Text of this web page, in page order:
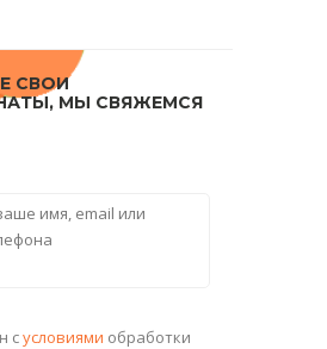
СВОИ
МЫ СВЯЖЕМСЯ
сусловиями обработки